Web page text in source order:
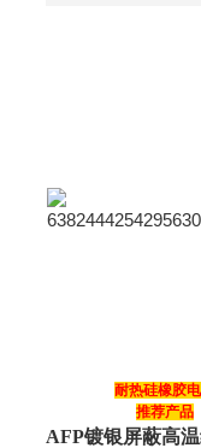
耐热硅橡胶
推荐产品
AFP镀银屏蔽高